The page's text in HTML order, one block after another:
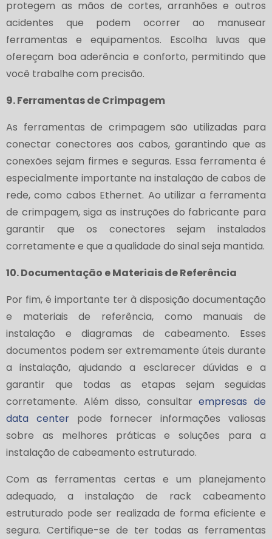
protegem as mãos de cortes, arranhões e outros
acidentes que podem ocorrer ao manusear
ferramentas e equipamentos. Escolha luvas que
ofereçam boa aderência e conforto, permitindo que
você trabalhe com precisão.
9. Ferramentas de Crimpagem
As ferramentas de crimpagem são utilizadas para
conectar conectores aos cabos, garantindo que as
conexões sejam firmes e seguras. Essa ferramenta é
especialmente importante na instalação de cabos de
rede, como cabos Ethernet. Ao utilizar a ferramenta
de crimpagem, siga as instruções do fabricante para
garantir que os conectores sejam instalados
corretamente e que a qualidade do sinal seja mantida.
10. Documentação e Materiais de Referência
Por fim, é importante ter à disposição documentação
e materiais de referência, como manuais de
instalação e diagramas de cabeamento. Esses
documentos podem ser extremamente úteis durante
a instalação, ajudando a esclarecer dúvidas e a
garantir que todas as etapas sejam seguidas
corretamente. Além disso, consultarempresas de
data center pode fornecer informações valiosas
sobre as melhores práticas e soluções para a
instalação de cabeamento estruturado.
Com as ferramentas certas e um planejamento
adequado, a instalação de rack cabeamento
estruturado pode ser realizada de forma eficiente e
segura. Certifique-se de ter todas as ferramentas